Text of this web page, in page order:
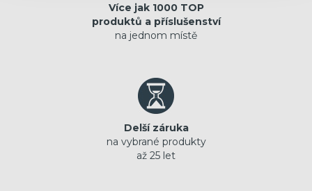
Více jak 1000 TOP
produktů a příslušenství
na jednom místě
Delší záruka
na vybrané produkty
až 25 let